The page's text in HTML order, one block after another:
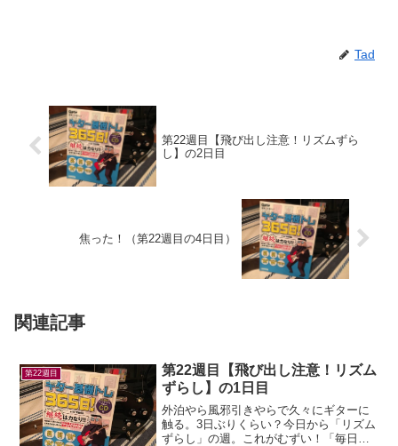
Tad
第22週目【飛び出し注意！リズムずら
し】の2日目
焦った！（第22週目の4日目）
関連記事
第22週目
第22週目【飛び出し注意！リズム
ずらし】の1日目
外泊やら風邪引きやらで久々にギターに
触る。3日ぶりくらい？今日から「リズム
ずらし」の週。これがむずい！「毎日弾